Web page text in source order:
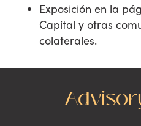
Exposición en la
Capital y otras
colaterales.